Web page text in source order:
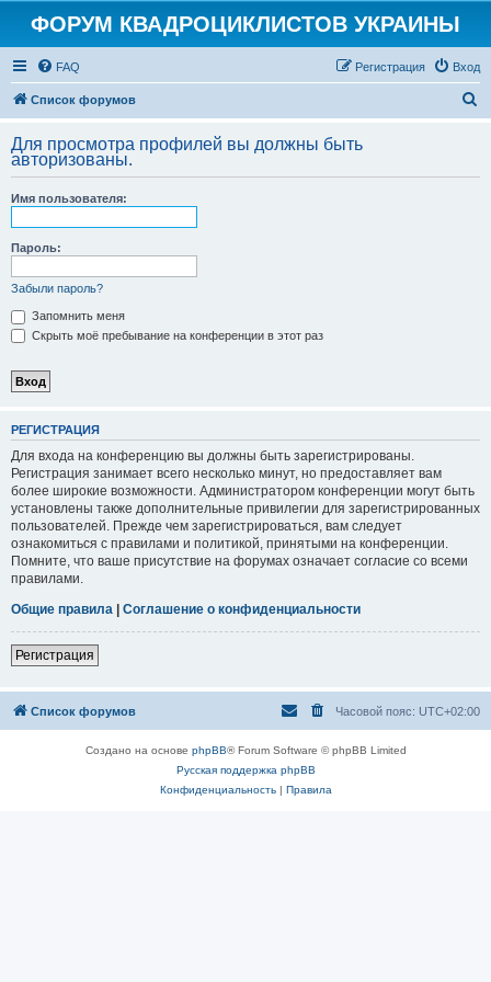
ФОРУМ КВАДРОЦИКЛИСТОВ УКРАИНЫ
FAQ Вход
Регистрация
Список форумов
с
Для просмотра профилей вы должны быть
авторизованы.
Имя пользователя:
Пароль:
Забыли пароль?
Запомнить меня
Скрыть моё пребывание на конференции в этот раз
РЕГИСТРАЦИЯ
Для входа на конференцию вы должны быть зарегистрированы.
Регистрация занимает всего несколько минут, но предоставляет вам
более широкие возможности. Администратором конференции могут быть
установлены также дополнительные привилегии для зарегистрированных
пользователей. Прежде чем зарегистрироваться, вам следует
ознакомиться с правилами и политикой, принятыми на конференции.
Помните, что ваше присутствие на форумах означает согласие со всеми
правилами.
Общие правила | Соглашение о конфиденциальности
Регистрация
Список форумов Часовой пояс: UTC+02:00
Создано на основе phpBB® Forum Software © phpBB Limited
Русская поддержка phpBB
Конфиденциальность| Правила